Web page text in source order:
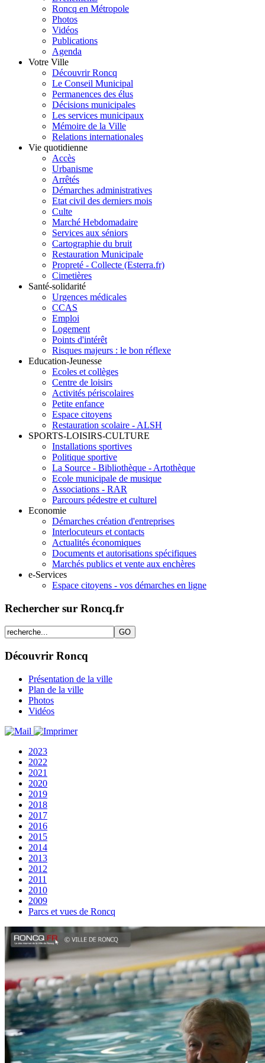
Roncq en Métropole
Photos
Vidéos
Publications
Agenda
Votre Ville
Découvrir Roncq
Le Conseil Municipal
Permanences des élus
Décisions municipales
Les services municipaux
Mémoire de la Ville
Relations internationales
Vie quotidienne
Accès
Urbanisme
Arrêtés
Démarches administratives
Etat civil des derniers mois
Culte
Marché Hebdomadaire
Services aux séniors
Cartographie du bruit
Restauration Municipale
Propreté - Collecte (Esterra.fr)
Cimetières
Santé-solidarité
Urgences médicales
CCAS
Emploi
Logement
Points d'intérêt
Risques majeurs : le bon réflexe
Education-Jeunesse
Ecoles et collèges
Centre de loisirs
Activités périscolaires
Petite enfance
Espace citoyens
Restauration scolaire - ALSH
SPORTS-LOISIRS-CULTURE
Installations sportives
Politique sportive
La Source - Bibliothèque - Artothèque
Ecole municipale de musique
Associations - RAR
Parcours pédestre et culturel
Economie
Démarches création d'entreprises
Interlocuteurs et contacts
Actualités économiques
Documents et autorisations spécifiques
Marchés publics et vente aux enchères
e-Services
Espace citoyens - vos démarches en ligne
Rechercher sur Roncq.fr
Découvrir Roncq
Présentation de la ville
Plan de la ville
Photos
Vidéos
2023
2022
2021
2020
2019
2018
2017
2016
2015
2014
2013
2012
2011
2010
2009
Parcs et vues de Roncq